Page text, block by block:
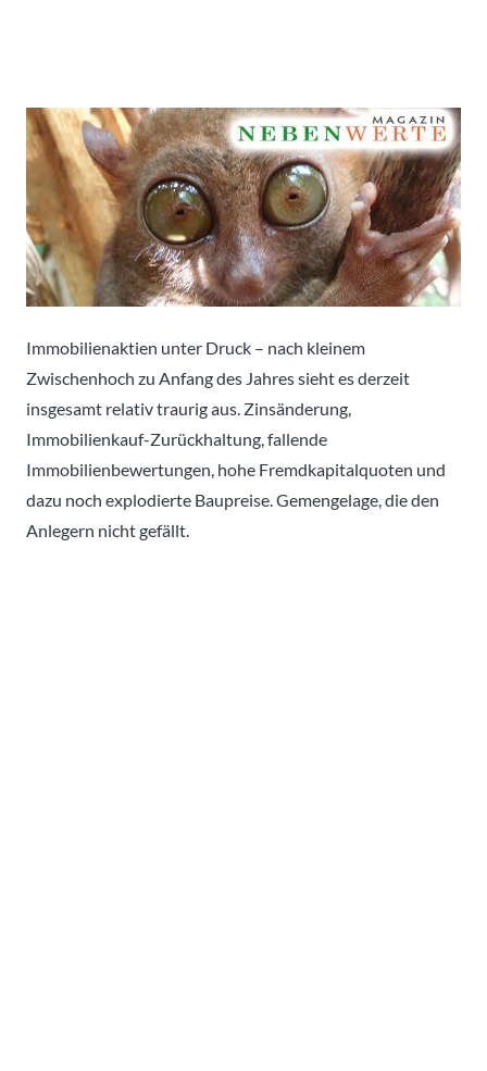
Immobilienaktien unter Druck – nach kleinem
Zwischenhoch zu Anfang des Jahres sieht es derzeit
insgesamt relativ traurig aus. Zinsänderung,
Immobilienkauf-Zurückhaltung, fallende
Immobilienbewertungen, hohe Fremdkapitalquoten und
dazu noch explodierte Baupreise. Gemengelage, die den
Anlegern nicht gefällt.